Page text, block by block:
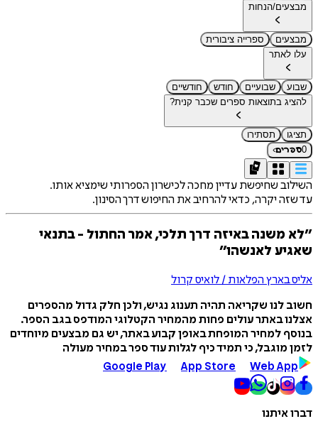
מבצעים/הנחות
מבצעים
ספרייה ציבורית
עלו לאתר
שבוע שבועיים חודש
חודשיים
להציג בתוצאות ספרים שכבר קנית?
תציגו
תסתירו
0ספרים›
השילוב שחיפשת עדיין מחכה לכישרון הספרותי שימציא אותו.
עד שזה יקרה, כדאי להרחיב את החיפוש דרך הסינון.
״לא משנה באיזה דרך תלכי, אמר החתול - בתנאי
שאגיע לאנשהו״
אליס בארץ הפלאות / לואיס קרול
חשוב לנו שקריאה תהיה תענוג נגיש, ולכן חלק גדול מהספרים
אצלנו באתר עולים פחות מהמחיר הקטלוגי המודפס בגב הספר.
בנוסף למחיר המופחת באופן קבוע באתר, יש גם מבצעים מיוחדים
לזמן מוגבל, כי תמיד כיף לגלות עוד ספר במחיר מעולה
Google Play
App Store Web App
דברו איתנו